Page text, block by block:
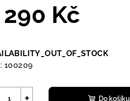
290 Kč
100209
Do košíku